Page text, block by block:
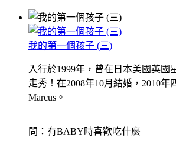
我的第一個孩子 (三)
入行於1999年，曾在日本美國英國
走秀！在2008年10月結婚，2010年
Marcus。
問：有BABY時喜歡吃什麼